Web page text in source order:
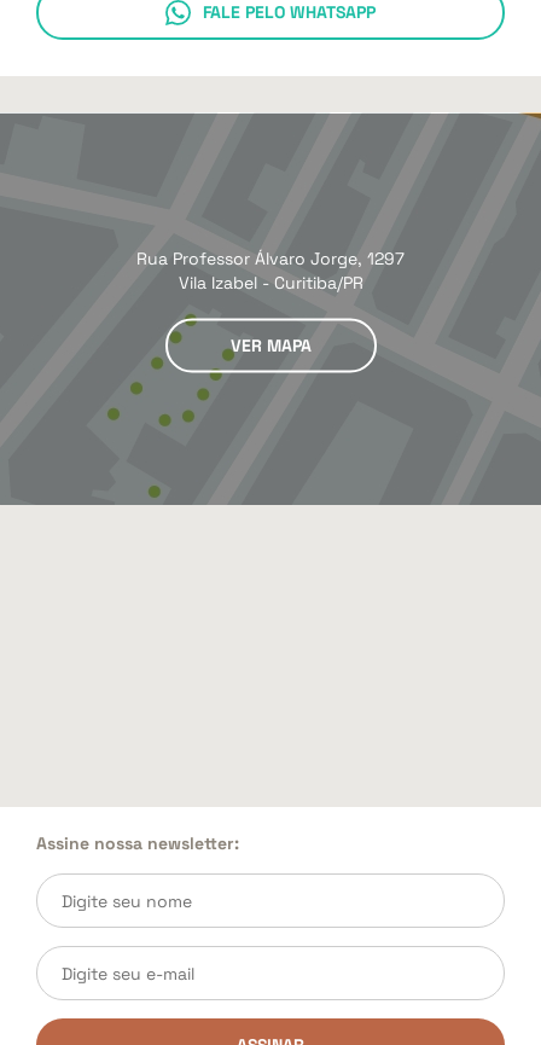
FALE PELO WHATSAPP
Rua Professor Álvaro Jorge, 1297
Vila Izabel - Curitiba/PR
VER MAPA
Assine nossa newsletter: